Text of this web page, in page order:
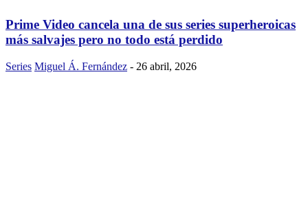
Prime Video cancela una de sus series superheroicas
más salvajes pero no todo está perdido
Series Miguel Á. Fernández - 26 abril, 2026